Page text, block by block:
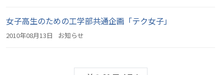
女子高生のための工学部共通企画「テク女子」
2010年08月13日 お知らせ